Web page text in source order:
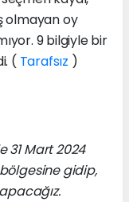
olmayan oy
9 bilgiyle bir
( Tarafsız )
31 Mart 2024
gidip,